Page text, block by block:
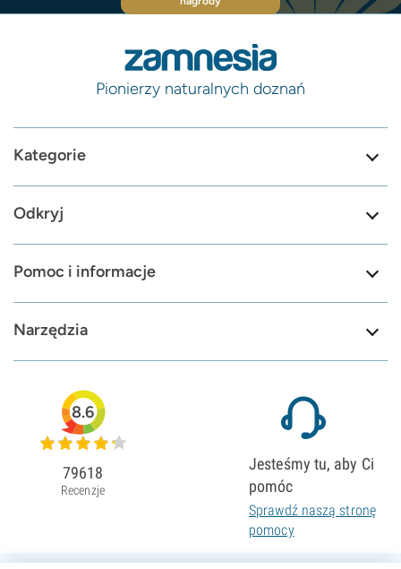
Pionierzy naturalnych doznań
Kategorie
Odkryj
Pomoc i informacje
Narzędzia
8.6
79618
Recenzje
Jesteśmy tu, aby Ci
pomóc
Sprawdź naszą stronę
pomocy